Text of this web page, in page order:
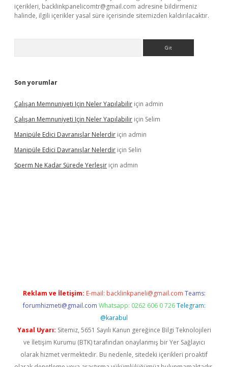
içerikleri, backlinkpanelicomtr@gmail.com adresine bildirmeniz
halinde, ilgili içerikler yasal süre içerisinde sitemizden kaldırılacaktır.
Son yorumlar
Çalışan Memnuniyeti Için Neler Yapılabilir için admin
Çalışan Memnuniyeti Için Neler Yapılabilir için Selim
Manipüle Edici Davranışlar Nelerdir için admin
Manipüle Edici Davranışlar Nelerdir için Selin
Sperm Ne Kadar Sürede Yerleşir için admin
Reklam ve İletişim: E-mail: backlinkpaneli@gmail.com Teams:
forumhizmeti@gmail.com Whatsapp: 0262 606 0 726 Telegram:
@karabul
Yasal Uyarı: Sitemiz, 5651 Sayılı Kanun gereğince Bilgi Teknolojileri
ve İletişim Kurumu (BTK) tarafından onaylanmış bir Yer Sağlayıcı
olarak hizmet vermektedir. Bu nedenle, sitedeki içerikleri proaktif